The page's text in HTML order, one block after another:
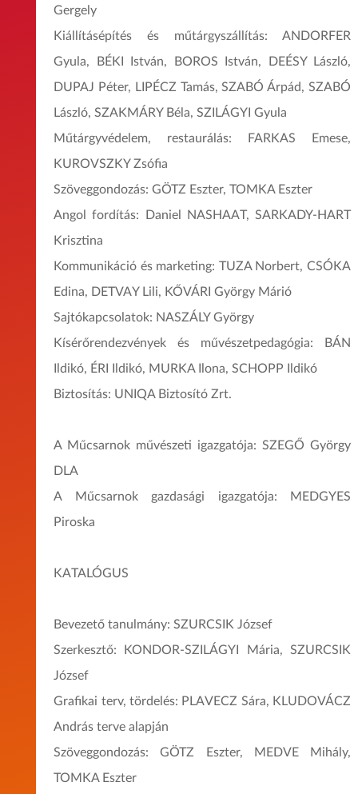
Gergely
Kiállításépítés és műtárgyszállítás: ANDORFER
Gyula, BÉKI István, BOROS István, DEÉSY László,
DUPAJ Péter, LIPÉCZ Tamás, SZABÓ Árpád, SZABÓ
László, SZAKMÁRY Béla, SZILÁGYI Gyula
Műtárgyvédelem, restaurálás: FARKAS Emese,
KUROVSZKY Zsófia
Szöveggondozás: GÖTZ Eszter, TOMKA Eszter
Angol fordítás: Daniel NASHAAT, SARKADY-HART
Krisztina
Kommunikáció és marketing: TUZA Norbert, CSÓKA
Edina, DETVAY Lili, KŐVÁRI György Márió
Sajtókapcsolatok: NASZÁLY György
Kísérőrendezvények és művészetpedagógia: BÁN
Ildikó, ÉRI Ildikó, MURKA Ilona, SCHOPP Ildikó
Biztosítás: UNIQA Biztosító Zrt.
A Műcsarnok művészeti igazgatója: SZEGŐ György
DLA
A Műcsarnok gazdasági igazgatója: MEDGYES
Piroska
KATALÓGUS
Bevezető tanulmány: SZURCSIK József
Szerkesztő: KONDOR-SZILÁGYI Mária, SZURCSIK
József
Grafikai terv, tördelés: PLAVECZ Sára, KLUDOVÁCZ
András terve alapján
Szöveggondozás: GÖTZ Eszter, MEDVE Mihály,
TOMKA Eszter